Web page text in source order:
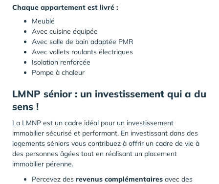
Chaque appartement est livré :
Meublé
Avec cuisine équipée
Avec salle de bain adaptée PMR
Avec vollets roulants électriques
Isolation renforcée
Pompe à chaleur
LMNP sénior : un investissement qui a du
sens !
La LMNP est un cadre idéal pour un investissement
immobilier sécurisé et performant. En investissant dans des
logements séniors vous contribuez à offrir un cadre de vie à
des personnes âgées tout en réalisant un placement
immobilier pérenne.
Percevez des revenus complémentaires avec des